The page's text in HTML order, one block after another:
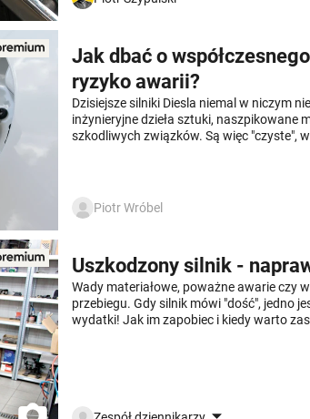
Jak dbać o
ryzyko awarii?
Dzisiejsze silniki Diesla niemal w niczym
inżynieryjne dzieła sztuki, naszpikowane
szkodliwych związków. Są więc "czyste",
więcej!"Piotr Wróbel
Uszkodzony silnik -
Wady materiałowe, poważne awarie czy
przebiegu. Gdy silnik mówi "dość", jedno
wydatki! Jak im zapobiec i kiedy warto